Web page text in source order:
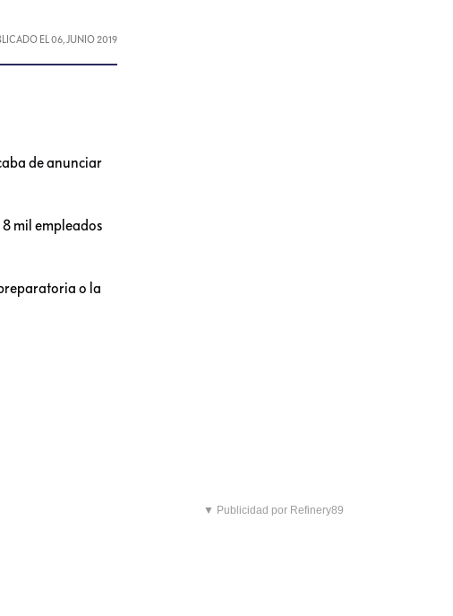
EL06, JUNIO 2019
de anunciar
mil empleados
o la
▼ Publicidad por Refinery89